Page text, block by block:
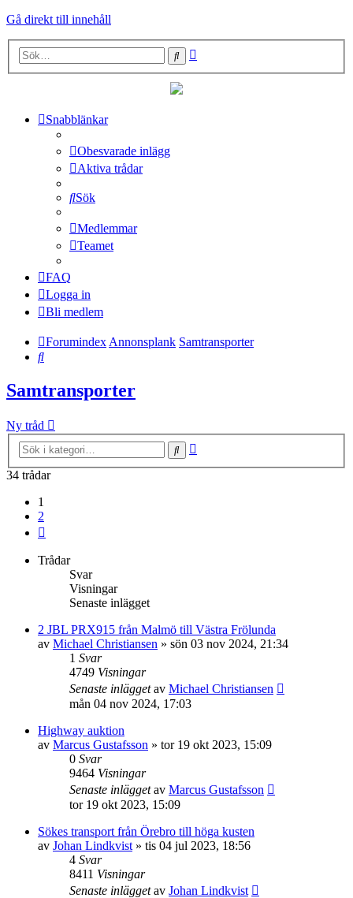
Gå direkt till innehåll
Sök
Snabblänkar
Obesvarade inlägg
Aktiva trådar
Sök
Medlemmar
Teamet
FAQ
Logga in
Bli medlem
Forumindex Annonsplank Samtransporter
Sök
Samtransporter
Ny tråd
Sök
34 trådar
1
2
Trådar
Svar
Visningar
Senaste inlägget
2 JBL PRX915 från Malmö till Västra Frölunda
av Michael Christiansen » sön 03 nov 2024, 21:34
1 Svar
4749 Visningar
Senaste inläggetav Michael Christiansen
mån 04 nov 2024, 17:03
Highway auktion
av Marcus Gustafsson » tor 19 okt 2023, 15:09
0 Svar
9464 Visningar
Senaste inläggetav Marcus Gustafsson
tor 19 okt 2023, 15:09
Sökes transport från Örebro till höga kusten
av Johan Lindkvist » tis 04 jul 2023, 18:56
4 Svar
8411 Visningar
Senaste inläggetav Johan Lindkvist